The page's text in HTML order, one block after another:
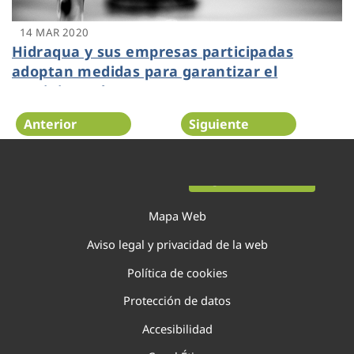
14 MAR 2020
Hidraqua y sus empresas participadas
adoptan medidas para garantizar el
suministro de agua
Anterior Siguiente
Mapa Web
Aviso legal y privacidad de la web
Política de cookies
Protección de datos
Accesibilidad